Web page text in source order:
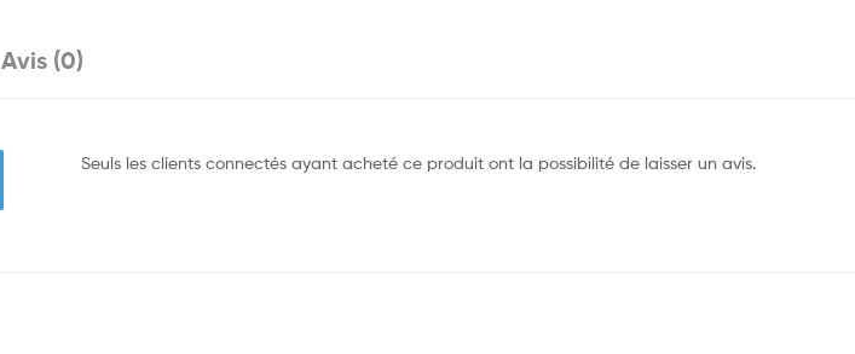
Avis (0)
Seuls les clients connectés ayant acheté ce produit ont la possibilité de laisser un avis.